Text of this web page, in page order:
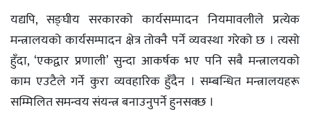
यद्यपि, सङ्घीय सरकारको कार्यसम्पादन नियमावलीले प्रत्येक
मन्त्रालयको कार्यसम्पादन क्षेत्र तोक्नै पर्ने व्यवस्था गरेको छ । त्यसो
हुँदा, ‘एकद्वार प्रणाली’ सुन्दा आकर्षक भए पनि सबै मन्त्रालयको
काम एउटैले गर्ने कुरा व्यवहारिक हुँदैन । सम्बन्धित मन्त्रालयहरू
सम्मिलित समन्वय संयन्त्र बनाउनुपर्ने हुनसक्छ ।